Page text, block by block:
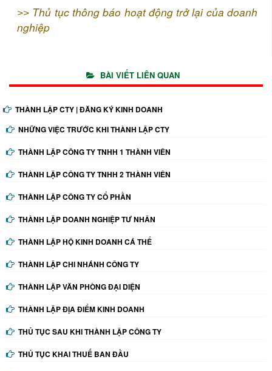
>> Thủ tục thông báo hoạt động trở lại của doanh
nghiệp
BÀI VIẾT LIÊN QUAN
THÀNH LẬP CTY | ĐĂNG KÝ KINH DOANH
NHỮNG VIỆC TRƯỚC KHI THÀNH LẬP CTY
THÀNH LẬP CÔNG TY TNHH 1 THÀNH VIÊN
THÀNH LẬP CÔNG TY TNHH 2 THÀNH VIÊN
THÀNH LẬP CÔNG TY CỔ PHẦN
THÀNH LẬP DOANH NGHIỆP TƯ NHÂN
THÀNH LẬP HỘ KINH DOANH CÁ THỂ
THÀNH LẬP CHI NHÁNH CÔNG TY
THÀNH LẬP VĂN PHÒNG ĐẠI DIỆN
THÀNH LẬP ĐỊA ĐIỂM KINH DOANH
THỦ TỤC SAU KHI THÀNH LẬP CÔNG TY
THỦ TỤC KHAI THUẾ BAN ĐẦU